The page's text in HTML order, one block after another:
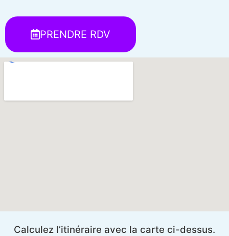
PRENDRE RDV
Calculez l’itinéraire avec la carte ci-dessus.